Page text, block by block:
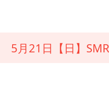
5月21日【日】